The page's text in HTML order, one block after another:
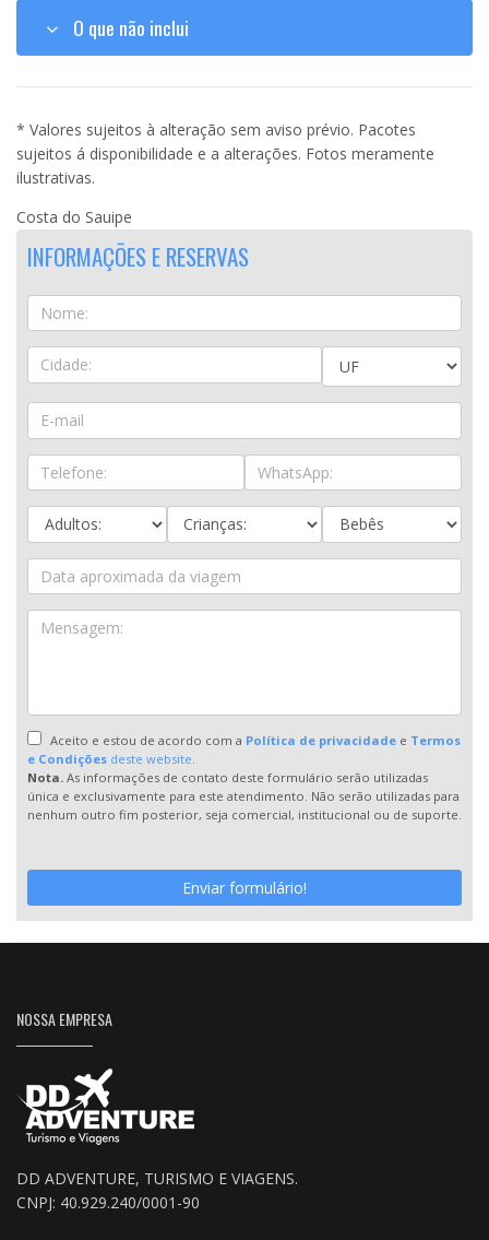
O que não inclui
* Valores sujeitos à alteração sem aviso prévio. Pacotes
sujeitos á disponibilidade e a alterações. Fotos meramente
ilustrativas.
Costa do Sauipe
INFORMAÇÕES E RESERVAS
Aceito e estou de acordo com a Política de privacidadee Termos
e Condições deste website.
Nota. As informações de contato deste formulário serão utilizadas
única e exclusivamente para este atendimento. Não serão utilizadas para
nenhum outro fim posterior, seja comercial, institucional ou de suporte.
Enviar formulário!
NOSSA EMPRESA
DD ADVENTURE, TURISMO E VIAGENS.
CNPJ: 40.929.240/0001-90